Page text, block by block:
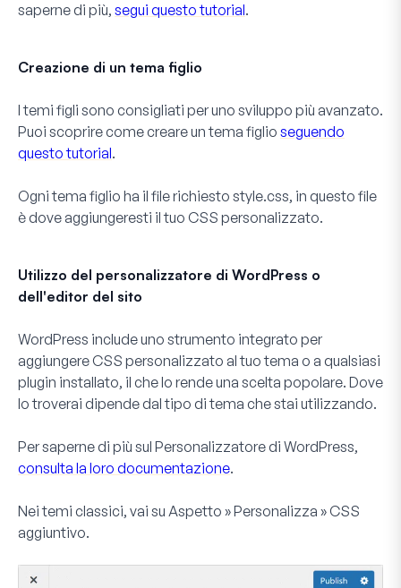
saperne di più, segui questo tutorial.
Creazione di un tema figlio
I temi figli sono consigliati per uno sviluppo più avanzato.
Puoi scoprire come creare un tema figlio seguendo
questo tutorial.
Ogni tema figlio ha il file richiesto style.css, in questo file
è dove aggiungeresti il tuo CSS personalizzato.
Utilizzo del personalizzatore di WordPress o
dell'editor del sito
WordPress include uno strumento integrato per
aggiungere CSS personalizzato al tuo tema o a qualsiasi
plugin installato, il che lo rende una scelta popolare. Dove
lo troverai dipende dal tipo di tema che stai utilizzando.
Per saperne di più sul Personalizzatore di WordPress,
consulta la loro documentazione.
Neitemi classici, vai su Aspetto »Personalizza » CSS
aggiuntivo.